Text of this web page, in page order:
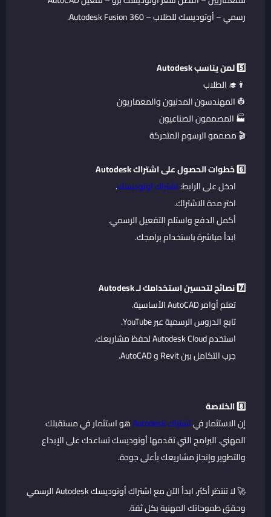
رسمي – أوتوديسك للطلاب – Autodesk Fusion 360.
5️⃣ لمن يناسب Autodesk
👨‍🎓 الطلاب
👷 المهندسون المدنيون والمعماريون
🏭 المصممون الصناعيون
🎬 مصممو الرسوم المتحركة
6️⃣ خطوات الحصول على اشتراك Autodesk
ادخل على الرابط:اشتراك اوتوديسك.
اختر مدة الاشتراك.
أكمل الدفع واستلم التفعيل الرسمي.
ابدأ مباشرة باستخدام برامجك.
7️⃣ نصائح لتحسين استخدامك لـ Autodesk
تعلم أوامر AutoCAD الأساسية.
تابع الدروس الرسمية عبر YouTube.
استخدم Autodesk Cloud لحفظ مشاريعك.
جرب التكامل بين Revit و AutoCAD.
8️⃣ الخلاصة
إن الاستثمار فياشتراك Autodesk
هو استثمار في مستقبلك
المهني. البرامج التي تقدمها أوتوديسك تساعدك على الإبداع
والتطوير وإنجاز مشاريعك بأعلى جودة.
🚀 لا تنتظر أكثر، ابدأ الآن مع اشتراك أوتوديسك Autodesk الرسمي
وحقق طموحاتك المهنية بكل ثقة.